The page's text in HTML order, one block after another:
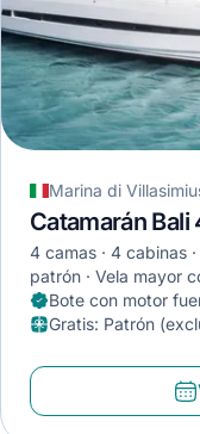
Marina di
Catamarán Bali
4 camas 4 cabinas
patrón
Vela mayor
Bote con motor
Gratis: Patrón